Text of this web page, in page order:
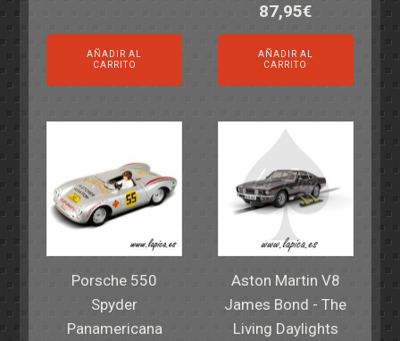
124,00€.
AÑADIR AL
CARRITO
87,95€
AÑADIR AL
CARRITO
Porsche 550
Spyder
Panamericana
Aston Martin V8
James Bond - The
Living Daylights